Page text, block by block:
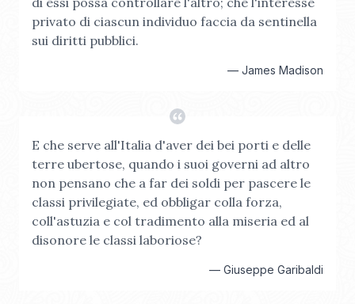
privato di ciascun individuo faccia da sentinella
sui diritti pubblici.
— James Madison
E che serve all'Italia d'aver dei bei porti e delle
terre ubertose, quando i suoi governi ad altro
non pensano che a far dei soldi per pascere le
classi privilegiate, ed obbligar colla forza,
coll'astuzia e col tradimento alla miseria ed al
disonore le classi laboriose?
— Giuseppe Garibaldi